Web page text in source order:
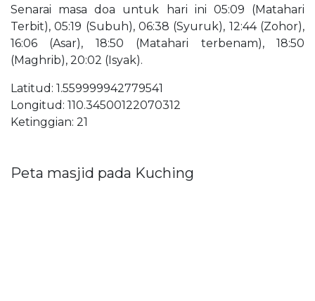
Senarai masa doa untuk hari ini 05:09 (Matahari
Terbit), 05:19 (Subuh), 06:38 (Syuruk), 12:44 (Zohor),
16:06 (Asar), 18:50 (Matahari terbenam), 18:50
(Maghrib), 20:02 (Isyak).
Latitud: 1.559999942779541
Longitud: 110.34500122070312
Ketinggian: 21
Peta masjid pada Kuching